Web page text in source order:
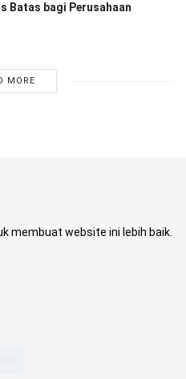
Batas bagi Perusahaan
MORE
membuat website ini lebih baik.